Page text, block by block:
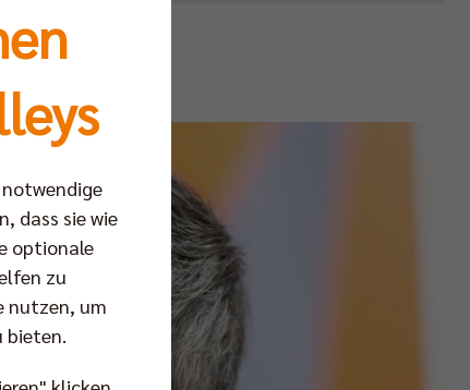
dass sie wie
optionale
zu
nutzen, um
bieten.